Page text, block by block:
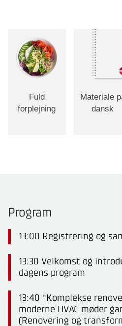
Fuld
forplejning
Materiale
dansk
Program
13:00 Registrering og
13:30 Velkomst og
dagens program
13:40 “Komplekse
moderne HVAC møder
(Renovering og